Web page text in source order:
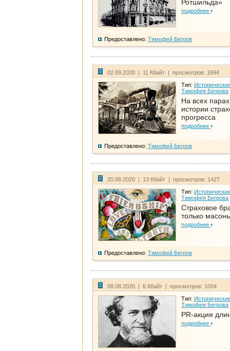
Ротшильда»
подробнее
Предоставлено: Тимофей Бегров
02.09.2020 | 11 Кбайт | просмотров: 1694
Тип:
Тимофея Бегрова
На всех
истории
прогресса
подробнее
Предоставлено: Тимофей Бегров
20.08.2020 | 13 Кбайт | просмотров: 1427
Тип:
Тимофея Бегрова
Страховое
только
подробнее
Предоставлено: Тимофей Бегров
08.08.2020 | 6 Кбайт | просмотров: 1004
Тип:
Тимофея Бегрова
PR-акция
подробнее